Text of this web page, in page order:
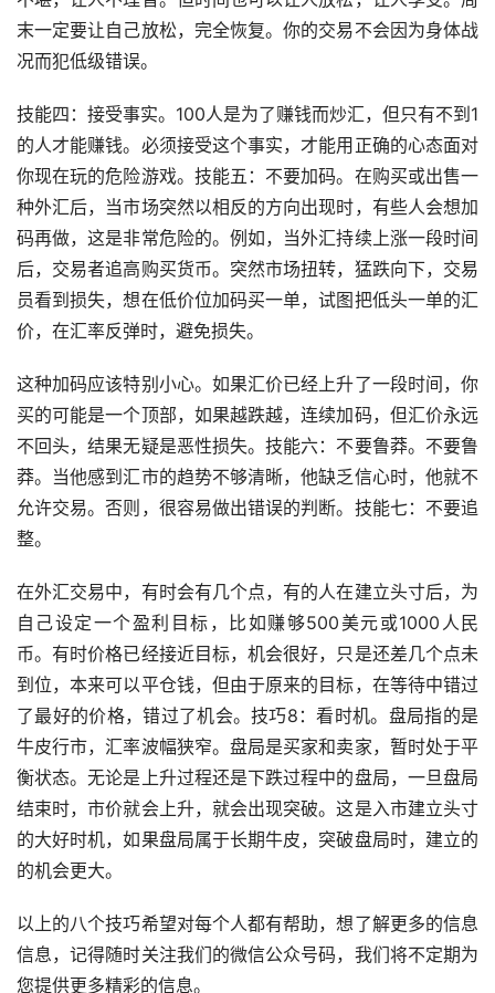
末一定要让自己放松，完全恢复。你的交易不会因为身体战
况而犯低级错误。
技能四：接受事实。100人是为了赚钱而炒汇，但只有不到1
的人才能赚钱。必须接受这个事实，才能用正确的心态面对
你现在玩的危险游戏。技能五：不要加码。在购买或出售一
种外汇后，当市场突然以相反的方向出现时，有些人会想加
码再做，这是非常危险的。例如，当外汇持续上涨一段时间
后，交易者追高购买货币。突然市场扭转，猛跌向下，交易
员看到损失，想在低价位加码买一单，试图把低头一单的汇
价，在汇率反弹时，避免损失。
这种加码应该特别小心。如果汇价已经上升了一段时间，你
买的可能是一个顶部，如果越跌越，连续加码，但汇价永远
不回头，结果无疑是恶性损失。技能六：不要鲁莽。不要鲁
莽。当他感到汇市的趋势不够清晰，他缺乏信心时，他就不
允许交易。否则，很容易做出错误的判断。技能七：不要追
整。
在外汇交易中，有时会有几个点，有的人在建立头寸后，为
自己设定一个盈利目标，比如赚够500美元或1000人民
币。有时价格已经接近目标，机会很好，只是还差几个点未
到位，本来可以平仓钱，但由于原来的目标，在等待中错过
了最好的价格，错过了机会。技巧8：看时机。盘局指的是
牛皮行市，汇率波幅狭窄。盘局是买家和卖家，暂时处于平
衡状态。无论是上升过程还是下跌过程中的盘局，一旦盘局
结束时，市价就会上升，就会出现突破。这是入市建立头寸
的大好时机，如果盘局属于长期牛皮，突破盘局时，建立的
的机会更大。
以上的八个技巧希望对每个人都有帮助，想了解更多的信息
信息，记得随时关注我们的微信公众号码，我们将不定期为
您提供更多精彩的信息。